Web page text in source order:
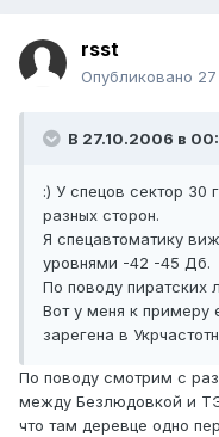
rsst
Опубликовано
В 27.10.2006 в
:) У спецов сектор 30
разных сторон.
Я спецавтоматику
уровнями -42 -45 Дб.
По поводу пиратских
Вот у меня к примеру
зарегена в
По поводу смотрим с
между Безлюдовкой и
что там деревце одно